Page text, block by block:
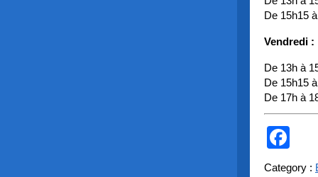
De 15h15
Vendredi :
De 13h à
De 15h15
De 17h à
Category :